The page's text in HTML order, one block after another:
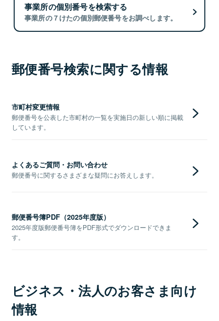
事業所の個別番号を検索する
事業所の７けたの個別郵便番号をお調べします。
郵便番号検索に関する情報
市町村変更情報
郵便番号を公表した市町村の一覧を実施日の新しい順に掲載
しています。
よくあるご質問・お問い合わせ
郵便番号に関するさまざまな疑問にお答えします。
郵便番号簿PDF（2025年度版）
2025年度版郵便番号簿をPDF形式でダウンロードできま
す。
ビジネス・法人のお客さま向け
情報